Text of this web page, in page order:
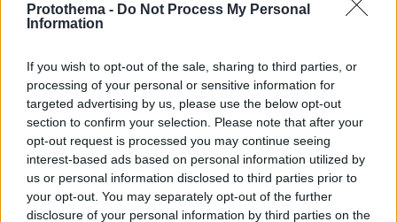
Protothema - Do Not Process My Personal
Information
If you wish to opt-out of the sale, sharing to third parties, or
processing of your personal or sensitive information for
targeted advertising by us, please use the below opt-out
section to confirm your selection. Please note that after your
opt-out request is processed you may continue seeing
interest-based ads based on personal information utilized by
us or personal information disclosed to third parties prior to
your opt-out. You may separately opt-out of the further
disclosure of your personal information by third parties on the
«Επιτέλους δείχνει την πραγματική της ηλικία» γράφουν
για τη Βέρα Γουάνγκ μετά την εμφάνισή της στο Met
Gala 2025
Στα social media σχολιάστηκε έντονα η παρουσία
της, με πολλούς να γράφουν πως δεν την
αναγνώρισαν